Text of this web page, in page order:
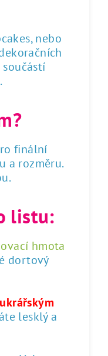
nebo
finální
a rozměru.
listu:
hmota
dortový
lesklý a